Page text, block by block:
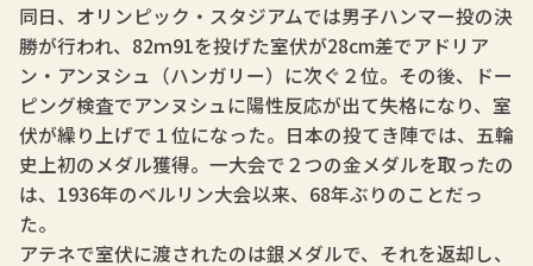
同日、オリンピック・スタジアムでは男子ハンマー投の決
勝が行われ、82ｍ91を投げた室伏が28cm差でアドリア
ン・アンヌシュ（ハンガリー）に次ぐ２位。その後、ドー
ピング検査でアンヌシュに陽性反応が出て失格になり、室
伏が繰り上げで１位になった。日本の投てき陣では、五輪
史上初のメダル獲得。一大会で２つの金メダルを取ったの
は、1936年のベルリン大会以来、68年ぶりのことだっ
た。
アテネで室伏に渡されたのは銀メダルで、それを返却し、